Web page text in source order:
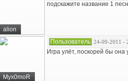
alion
подскажите название 1
Myx0moR
Пользователь 24-09-2011 -
Игра улёт, поскорей бы